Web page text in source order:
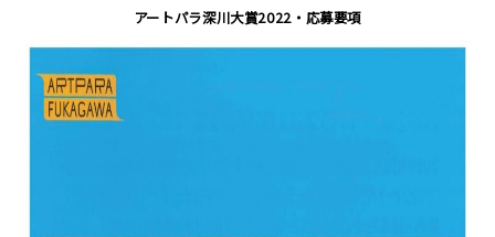
アートパラ深川大賞2022・応募要項